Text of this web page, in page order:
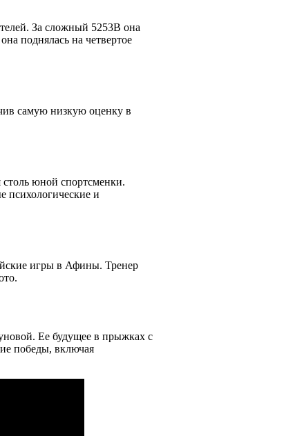
За сложный 5253В она
поднялась на четвертое
самую низкую оценку в
столь юной спортсменки.
психологические и
игры в Афины. Тренер
Ее будущее в прыжках с
победы, включая